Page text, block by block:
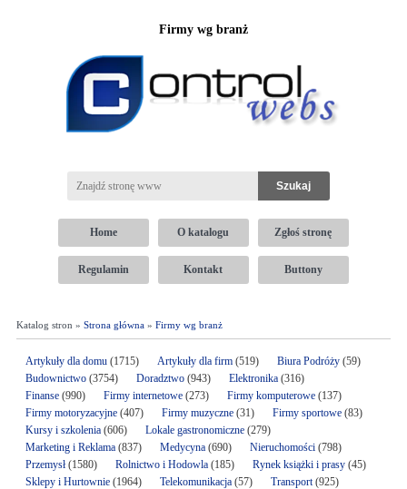
Firmy wg branż
Home O katalogu Zgłoś stronę
Regulamin Kontakt Buttony
Katalog stron » Strona główna» Firmy wg branż
Artykuły dla domu(1715) Artykuły dla firm(519) Biura Podróży(59)
Budownictwo(3754) Doradztwo(943) Elektronika (316)
Finanse(990) Firmy internetowe (273) Firmy komputerowe(137)
Firmy motoryzacyjne(407) Firmy muzyczne(31) Firmy sportowe(83)
Kursy i szkolenia(606) Lokale gastronomiczne(279)
Marketing i Reklama(837) Medycyna(690) Nieruchomości(798)
Przemysł(1580) Rolnictwo i Hodowla(185) Rynek książki i prasy(45)
Sklepy i Hurtownie(1964) Telekomunikacja(57) Transport(925)